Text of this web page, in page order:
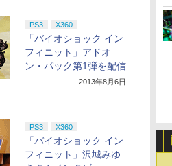
PS3 X360
「バイオショック イン
フィニット」アドオ
ン・パック第1弾を配信
2013年8月6日
PS3 X360
「バイオショック イン
フィニット」沢城みゆ